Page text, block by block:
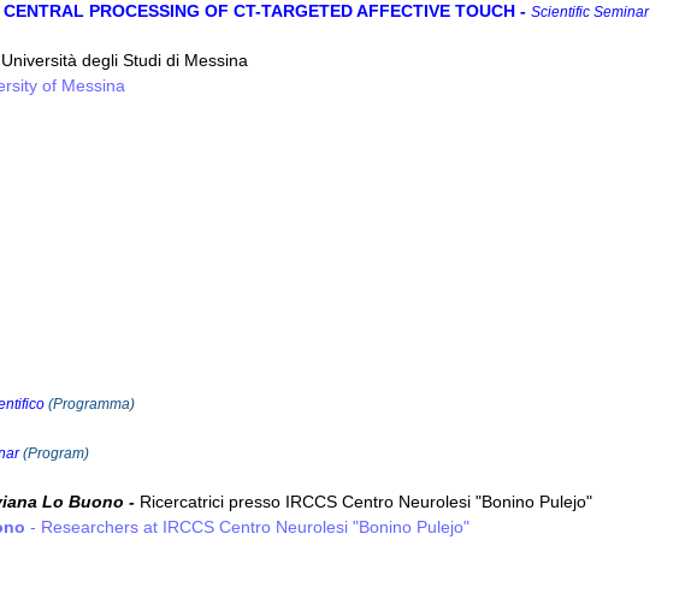
PROCESSING OF CT-TARGETED AFFECTIVE TOUCH - Scientific Seminar
degli Studi di Messina
of Messina
(Programma)
(Program)
Lo Buono - Ricercatrici presso IRCCS Centro Neurolesi "Bonino Pulejo"
- Researchers at IRCCS Centro Neurolesi "Bonino Pulejo"